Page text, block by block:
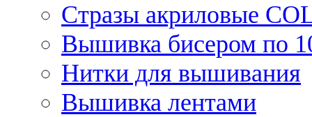
Стразы акриловые
Вышивка бисером по
Нитки для вышивания
Вышивка лентами